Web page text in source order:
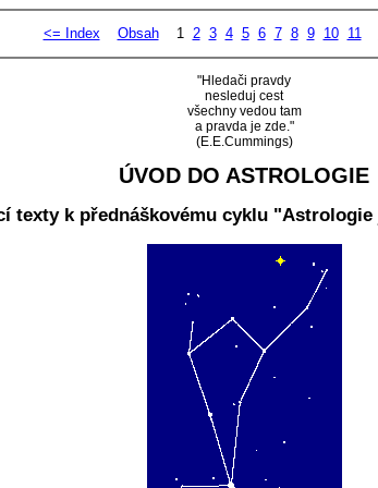
<= Index Obsah1 2 3 4 5 6 7 8 9 10 11
"Hledači pravdy
nesleduj cest
všechny vedou tam
a pravda je zde."
(E.E.Cummings)
ÚVOD DO ASTROLOGIE
texty k přednáškovému cyklu